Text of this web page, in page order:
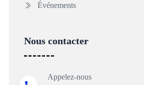
Événements
Nous contacter
Appelez-nous